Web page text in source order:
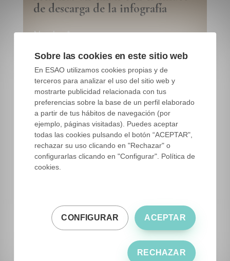
de descarga de la infografía
Nombre*
Apellido *
Correo*
Número de teléfono*
Sobre las cookies en este sitio web
En ESAO utilizamos cookies propias y de
terceros para analizar el uso del sitio web y
mostrarte publicidad relacionada con tus
preferencias sobre la base de un perfil elaborado
a partir de tus hábitos de navegación (por
ejemplo, páginas visitadas). Puedes aceptar
todas las cookies pulsando el botón “ACEPTAR",
rechazar su uso clicando en "Rechazar" o
configurarlas clicando en "Configurar". Política de
cookies.
ACEPTAR
CONFIGURAR
RECHAZAR